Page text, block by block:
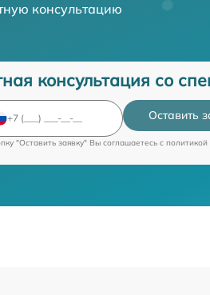
консультацию
консультация со
Оставить
"Оставить заявку" Вы соглашаетесь c